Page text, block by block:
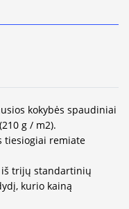
kokybės spaudiniai
g / m2).
tiesiogiai remiate
trijų standartinių
kurio kainą